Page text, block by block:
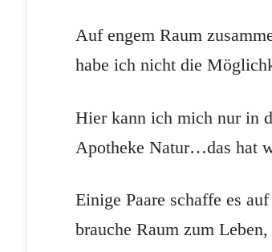
Auf engem Raum
habe ich nicht die
Hier kann ich mich nur in
Apotheke Natur…das hat
Einige Paare schaffe es
brauche Raum zum